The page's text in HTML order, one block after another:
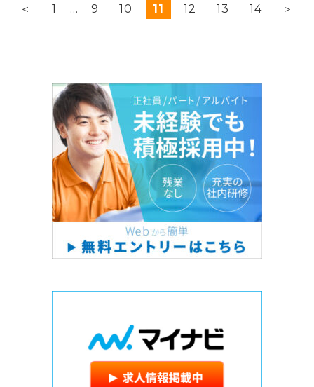
＜ 1 … 9 10 11 12 13 14 ＞